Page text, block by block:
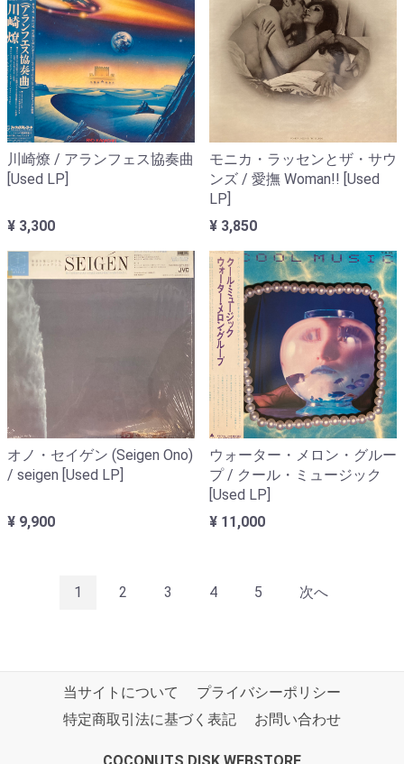
川崎燎 / アランフェス協奏曲
[Used LP]
¥ 3,300
モニカ・ラッセンとザ・サウ
ンズ / 愛撫 Woman!! [Used
LP]
¥ 3,850
オノ・セイゲン (Seigen Ono)
/ seigen [Used LP]
¥ 9,900
ウォーター・メロン・グルー
プ / クール・ミュージック
[Used LP]
¥ 11,000
1 2 3 4 5 次へ
当サイトについて
プライバシーポリシー
特定商取引法に基づく表記
お問い合わせ